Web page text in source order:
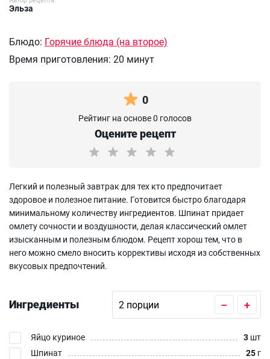
Эльза
Блюдо: Горячие блюда (на второе)
Время приготовления: 20 минут
0
Рейтинг на основе 0 голосов
Оцените рецепт
Легкий и полезный завтрак для тех кто предпочитает
здоровое и полезное питание. Готовится быстро благодаря
минимальному количеству ингредиентов. Шпинат придает
омлету сочности и воздушности, делая классический омлет
изысканным и полезным блюдом. Рецепт хорош тем, что в
него можно смело вносить коррективы исходя из собственных
вкусовых предпочтений.
Ингредиенты – +
Яйцо куриное 3 шт
Шпинат
25 г